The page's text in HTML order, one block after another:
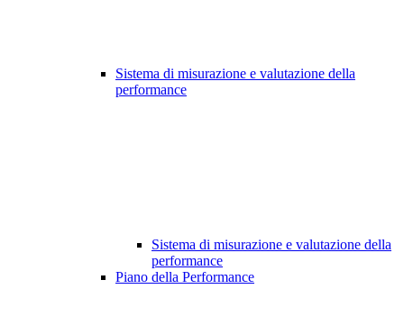
Sistema di misurazione e valutazione della
performance
Sistema di misurazione e valutazione della
performance
Piano della Performance